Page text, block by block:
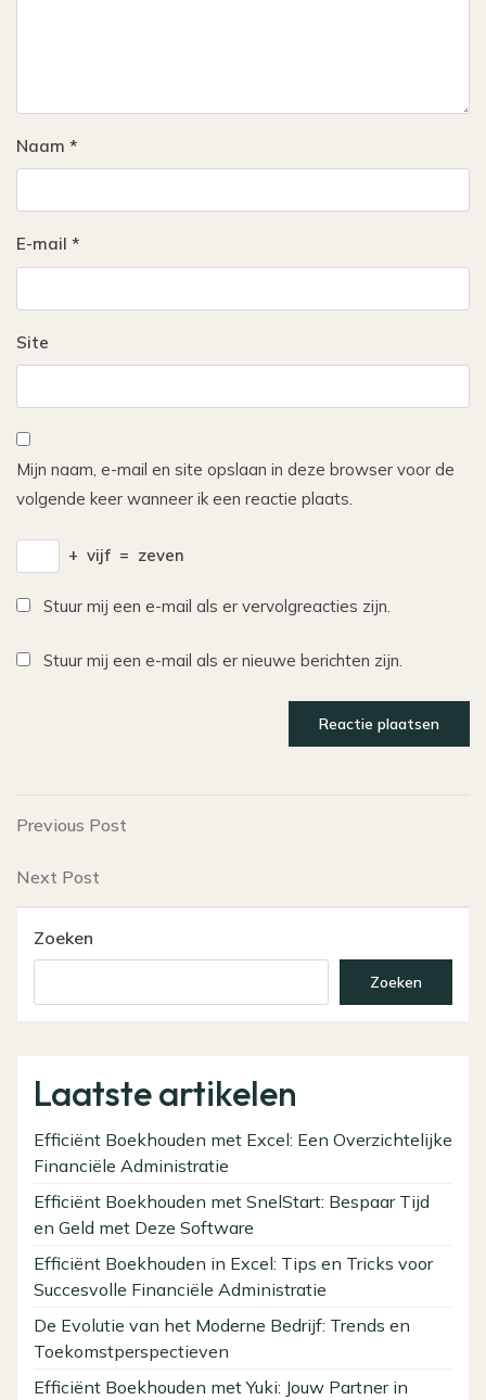
Naam *
E-mail *
Site
Mijn naam, e-mail en site opslaan in deze browser voor de
volgende keer wanneer ik een reactie plaats.
+ vijf = zeven
Stuur mij een e-mail als er vervolgreacties zijn.
Stuur mij een e-mail als er nieuwe berichten zijn.
Bericht
navigatie
Previous
Previous Post
Next
Next Post
Zoeken
Zoeken
Laatste artikelen
Efficiënt Boekhouden met Excel: Een Overzichtelijke
Financiële Administratie
Efficiënt Boekhouden met SnelStart: Bespaar Tijd
en Geld met Deze Software
Efficiënt Boekhouden in Excel: Tips en Tricks voor
Succesvolle Financiële Administratie
De Evolutie van het Moderne Bedrijf: Trends en
Toekomstperspectieven
Efficiënt Boekhouden met Yuki: Jouw Partner in